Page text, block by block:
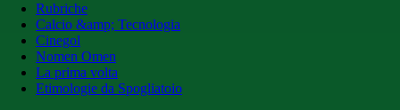
Rubriche
Calcio &amp; Tecnologia
Cinegol
Nomen Omen
La prima volta
Etimologie da Spogliatoio